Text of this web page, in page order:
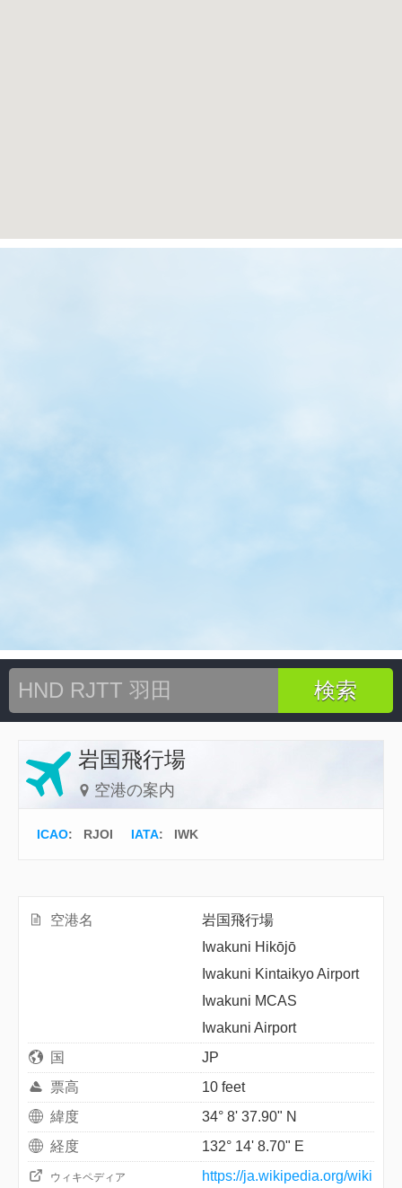
岩国飛行場
空港の案内
ICAO: RJOI IATA: IWK
空港名
岩国飛行場
Iwakuni Hikōjō
Iwakuni Kintaikyo Airport
Iwakuni MCAS
Iwakuni Airport
国
JP
票高
10 feet
緯度
34° 8' 37.90" N
経度
132° 14' 8.70" E
ウィキペディア https://ja.wikipedia.org/wiki